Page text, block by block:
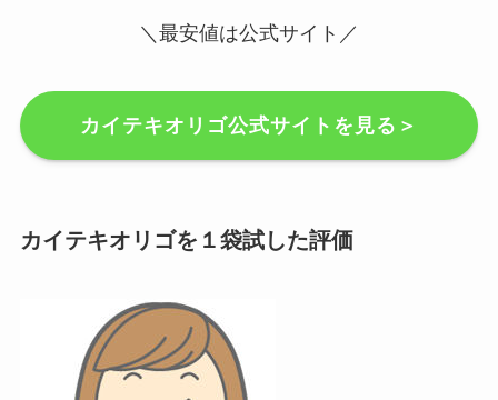
＼最安値は公式サイト／
カイテキオリゴ公式サイトを見る＞
カイテキオリゴを１袋試した評価